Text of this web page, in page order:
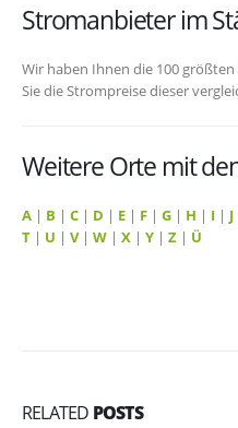
Stromanbieter im
Wir haben Ihnen die 100
Sie die Strompreise dieser
Weitere Orte mit
A | B | C | D | E | F | G | H | I | J
T | U | V| W | X | Y | Z | Ü
RELATED POSTS